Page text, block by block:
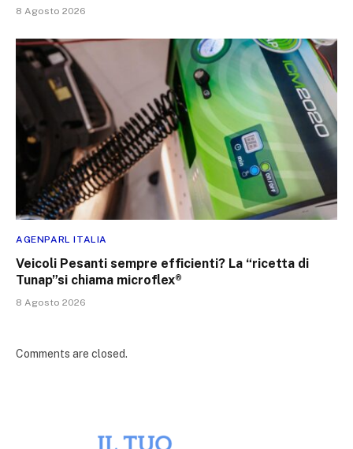
8 Agosto 2026
AGENPARL ITALIA
Veicoli Pesanti sempre efficienti? La “ricetta di
Tunap”si chiama microflex®
8 Agosto 2026
Comments are closed.